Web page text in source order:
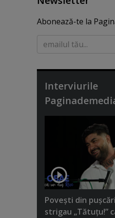
Abonează-te la
Interviurile
Poveşti din
strigau „Tătuţu!”